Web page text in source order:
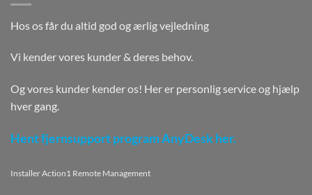
Hos os får du altid god og ærlig vejledning
Vi kender vores kunder & deres behov.
Og vores kunder kender os! Her er personlig service og hjælp
hver gang.
Hent fjernsupport program AnyDesk her.
Installer Action1 Remote Management